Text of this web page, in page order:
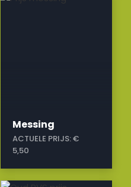
Messing
ACTUELE PRIJS:€
5,50